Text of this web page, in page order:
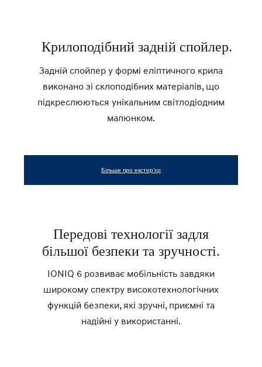
Крилоподібний задній спойлер.
Задній спойлер у формі еліптичного крила
виконано зі склоподібних матеріалів, що
підкреслюються унікальним світлодіодним
малюнком.
Більше про екстер’єр
Передові технології задля
більшої безпеки та зручності.
IONIQ 6 розвиває мобільність завдяки
широкому спектру високотехнологічних
функцій безпеки, які зручні, приємні та
надійні у використанні.